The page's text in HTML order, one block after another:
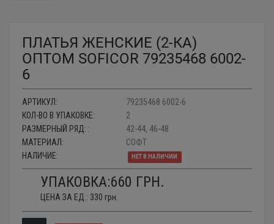
ПЛАТЬЯ ЖЕНСКИЕ (2-КА)
ОПТОМ SOFICOR 79235468 6002-
6
АРТИКУЛ:
79235468 6002-6
КОЛ-ВО В УПАКОВКЕ:
2
РАЗМЕРНЫЙ РЯД: :
42-44, 46-48
МАТЕРИАЛ:
СОФТ
НАЛИЧИЕ:
НЕТ В НАЛИЧИИ
УПАКОВКА:660 ГРН.
ЦЕНА ЗА ЕД.: 330 грн.